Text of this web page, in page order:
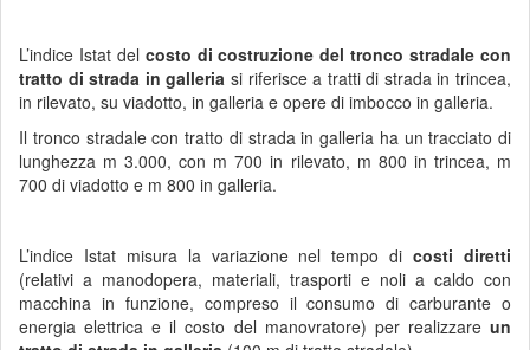
L’indice Istat del costo di costruzione del tronco stradale con
tratto di strada in galleria si riferisce a tratti di strada in trincea,
in rilevato, su viadotto, in galleria e opere di imbocco in galleria.
Il tronco stradale con tratto di strada in galleria ha un tracciato di
lunghezza m 3.000, con m 700 in rilevato, m 800 in trincea, m
700 di viadotto e m 800 in galleria.
L’indice Istat misura la variazione nel tempo di costi diretti
(relativi a manodopera, materiali, trasporti e noli a caldo con
macchina in funzione, compreso il consumo di carburante o
energia elettrica e il costo del manovratore) per realizzareun